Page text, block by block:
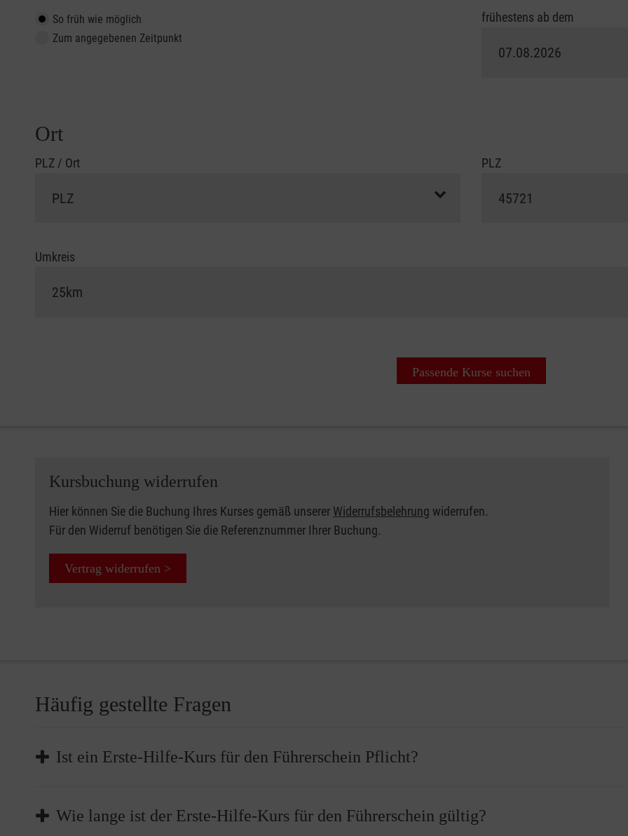
So früh wie möglich
Zum angegebenen Zeitpunkt
frühestens ab dem
Ort
PLZ / Ort PLZ
Umkreis
Passende Kurse suchen
Kursbuchung widerrufen
Hier können Sie die Buchung Ihres Kurses gemäß unserer Widerrufsbelehrung widerrufen.
Für den Widerruf benötigen Sie die Referenznummer Ihrer Buchung.
Vertrag widerrufen >
Häufig gestellte Fragen
Ist ein Erste-Hilfe-Kurs für den Führerschein Pflicht?
Die Teilnahme an einem Erste-Hilfe-Kurs ist Pflicht, bevor Sie Ihren Führerschein erhalten können. Vor der
müssen Sie bei der Führerscheinstelle nachweisen, dass Sie einen Erste-Hilfe-Kurs erfolgreich abgeschlossen haben.
Wie lange ist der Erste-Hilfe-Kurs für den Führerschein gültig?